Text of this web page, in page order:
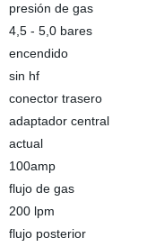
presión de gas
4,5 - 5,0 bares
encendido
sin hf
conector trasero
adaptador central
actual
100amp
flujo de gas
200 lpm
flujo posterior